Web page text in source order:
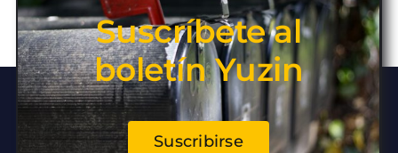
Suscríbete al
boletín Yuzin
Suscribirse